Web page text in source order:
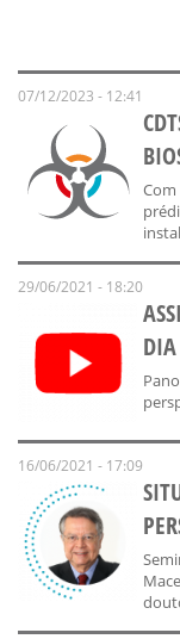
07/12/2023 - 12:41
29/06/2021 - 18:20
16/06/2021 - 17:09